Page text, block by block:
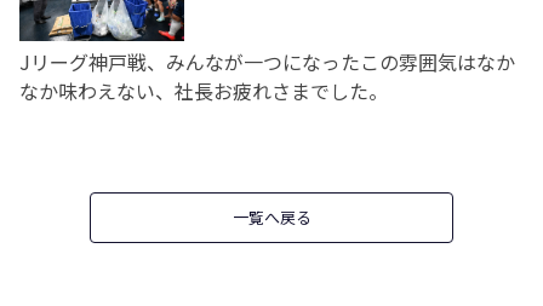
Jリーグ神戸戦、みんなが一つになったこの雰囲気はなか
なか味わえない、社長お疲れさまでした。
一覧へ戻る